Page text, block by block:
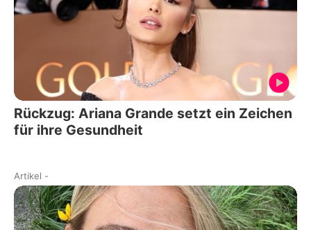
Rückzug: Ariana Grande setzt ein Zeichen
für ihre Gesundheit
Artikel -